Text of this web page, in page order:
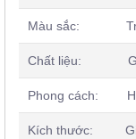
Màu sắc:
Chất liệu: Gỗ
Phong cách:
Kích thước: